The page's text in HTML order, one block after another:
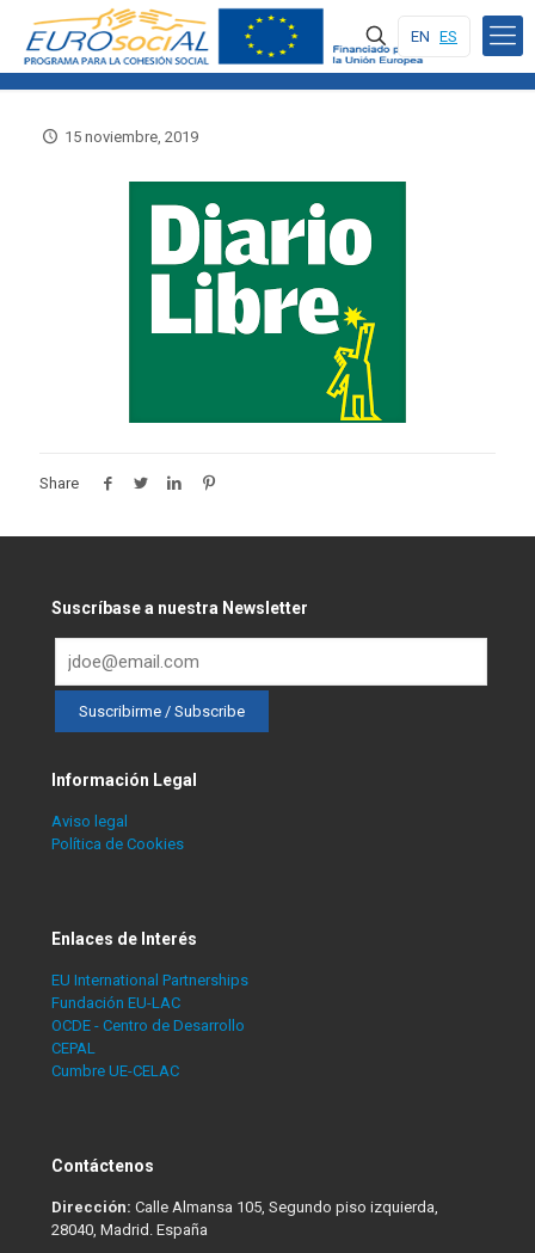
EN ES
15 noviembre, 2019
Share
Suscríbase a nuestra Newsletter
Información Legal
Aviso legal
Política de Cookies
Enlaces de Interés
EU International Partnerships
Fundación EU-LAC
OCDE - Centro de Desarrollo
CEPAL
Cumbre UE-CELAC
Contáctenos
Dirección: Calle Almansa 105, Segundo piso izquierda,
28040, Madrid. España